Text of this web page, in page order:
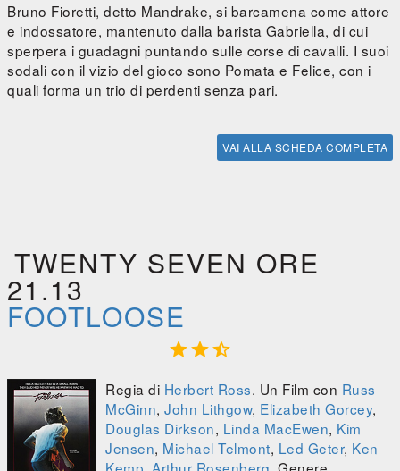
Bruno Fioretti, detto Mandrake, si barcamena come attore
e indossatore, mantenuto dalla barista Gabriella, di cui
sperpera i guadagni puntando sulle corse di cavalli. I suoi
sodali con il vizio del gioco sono Pomata e Felice, con i
quali forma un trio di perdenti senza pari.
VAI ALLA SCHEDA COMPLETA
TWENTY SEVEN ORE
21.13
FOOTLOOSE

Regia di Herbert Ross. Un Film con Russ
McGinn, John Lithgow, Elizabeth Gorcey,
Douglas Dirkson, Linda MacEwen, Kim
Jensen, Michael Telmont, Led Geter, Ken